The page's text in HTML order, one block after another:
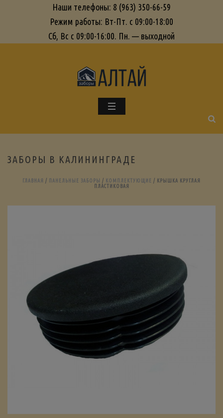
Наши телефоны: 8 (963) 350-66-59
Режим работы: Вт-Пт. с 09:00-18:00
Сб, Вс с 09:00-16:00. Пн. — выходной
ЗАБОРЫ В КАЛИНИНГРАДЕ
ГЛАВНАЯ / ПАНЕЛЬНЫЕ ЗАБОРЫ / КОМПЛЕКТУЮЩИЕ / КРЫШКА КРУГЛАЯ
ПЛАСТИКОВАЯ